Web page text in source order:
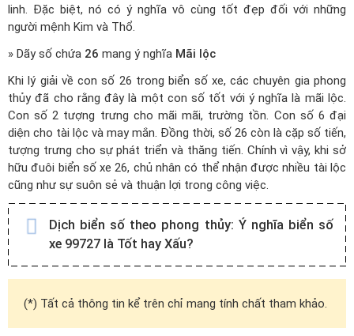
linh. Đặc biệt, nó có ý nghĩa vô cùng tốt đẹp đối với những
người mệnh Kim và Thổ.
» Dãy số chứa 26 mang ý nghĩa Mãi lộc
Khi lý giải về con số 26 trong biển số xe, các chuyên gia phong
thủy đã cho rằng đây là một con số tốt với ý nghĩa là mãi lộc.
Con số 2 tượng trưng cho mãi mãi, trường tồn. Con số 6 đại
diện cho tài lộc và may mắn. Đồng thời, số 26 còn là cặp số tiến,
tượng trưng cho sự phát triển và thăng tiến. Chính vì vậy, khi sở
hữu đuôi biển số xe 26, chủ nhân có thể nhận được nhiều tài lộc
cũng như sự suôn sẻ và thuận lợi trong công việc.
Dịch biển số theo phong thủy: Ý nghĩa biển số
xe 99727 là Tốt hay Xấu?
(*) Tất cả thông tin kể trên chỉ mang tính chất tham khảo.